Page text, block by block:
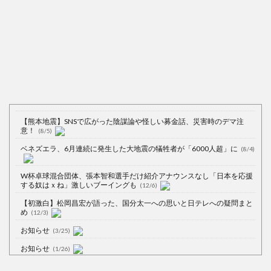
【熊本地震】SNSで広がった陰謀論や怪しい募金話、災害時のデマ注
意！
(8/5)
ベネズエラ、6月連続に発生した大地震の犠牲者が「6000人超」に (8/4)
W杯卓球混合団体、張本智和選手だけ紹介アナウンスなし「日本を応援
する奴はｘね」激しいブーイングも
(12/6)
【初激白】松岡昌宏が語った、国分太一への思いと日テレへの疑問まと
め (12/3)
お知らせ (3/25)
お知らせ (1/26)